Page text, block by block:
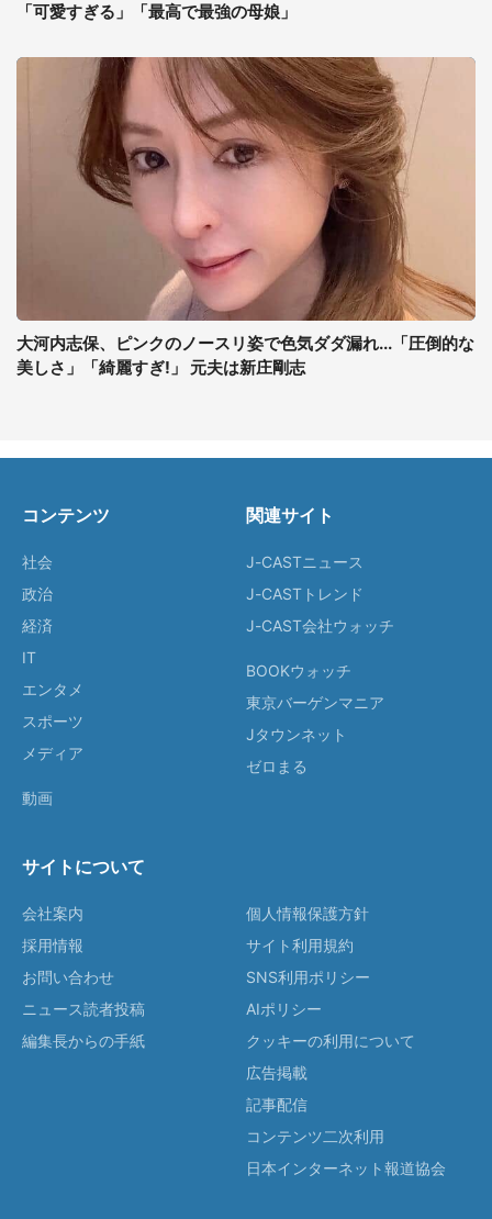
「可愛すぎる」「最高で最強の母娘」
大河内志保、ピンクのノースリ姿で色気ダダ漏れ...「圧倒的な
美しさ」「綺麗すぎ!」 元夫は新庄剛志
コンテンツ
社会
政治
経済
IT
エンタメ
スポーツ
メディア
動画
関連サイト
J-CASTニュース
J-CASTトレンド
J-CAST会社ウォッチ
BOOKウォッチ
東京バーゲンマニア
Jタウンネット
ゼロまる
サイトについて
会社案内
採用情報
お問い合わせ
ニュース読者投稿
編集長からの手紙
個人情報保護方針
サイト利用規約
SNS利用ポリシー
AIポリシー
クッキーの利用について
広告掲載
記事配信
コンテンツ二次利用
日本インターネット報道協会